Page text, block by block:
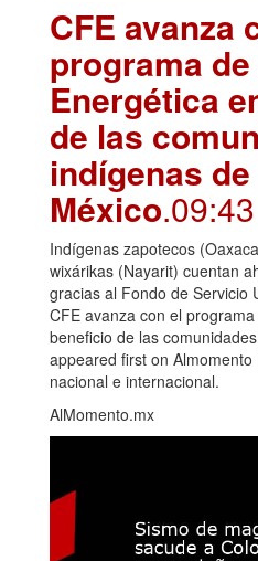
CFE avanza
programa
Energética
de las
indígenas de
México.09:43
Indígenas zapotecos
wixárikas (Nayarit) cuentan
gracias al Fondo de Servicio
CFE avanza con el
beneficio de las
appeared first on
nacional e internacional.
AlMomento.mx